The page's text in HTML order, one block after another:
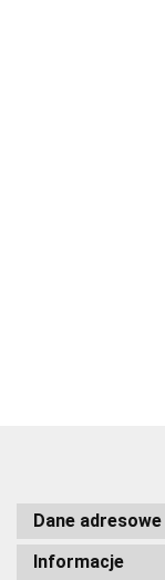
Dane adresowe
Informacje